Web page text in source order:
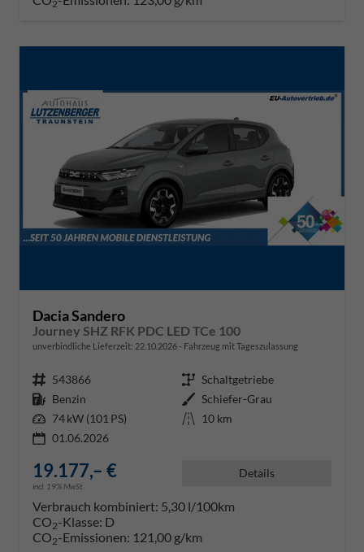
2
Dacia Sandero
Journey SHZ RFK PDC LED TCe 100
unverbindliche Lieferzeit: 22.10.2026 Fahrzeug mit Tageszulassung
Fahrzeugnr. 543866 Getriebe Schaltgetriebe
Kraftstoff Benzin Außenfarbe Schiefer-Grau
Leistung 74 kW (101 PS) Kilometerstand 10 km
01.06.2026
19.177,– €
incl. 19% MwSt.
Details
Verbrauch kombiniert: 5,30 l/100km
CO2-Klasse: D
CO2-Emissionen: 121,00 g/km